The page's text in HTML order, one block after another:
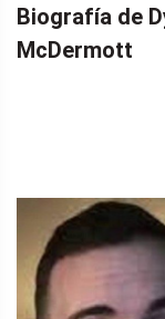
Biografía de
McDermott